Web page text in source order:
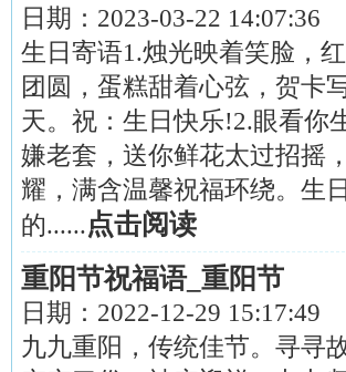
日期： 2023-03-22 14:07:36
生日寄语1.烛光映着笑脸，
团圆，蛋糕甜着心弦，贺卡
天。祝：生日快乐!2.眼看你
嫌老套，送你鲜花太过招摇
耀，满含温馨祝福环绕。生
的......点击阅读
重阳节祝福语_重阳节
日期： 2022-12-29 15:17:49
九九重阳，传统佳节。寻寻